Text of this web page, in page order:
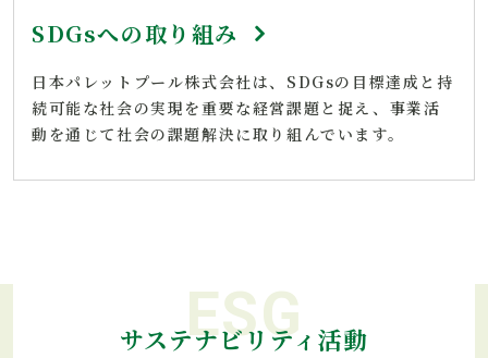
SDGsへの取り組み
日本パレットプール株式会社は、SDGsの目標達成と持
続可能な社会の実現を重要な経営課題と捉え、事業活
動を通じて社会の課題解決に取り組んでいます。
サステナビリティ活動